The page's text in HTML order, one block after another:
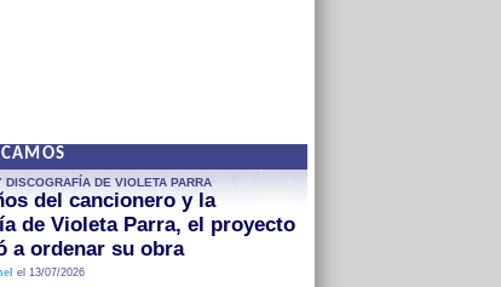
DISCOGRAFÍA DE VIOLETA PARRA
del cancionero y la
de Violeta Parra, el proyecto
a ordenar su obra
el 13/07/2026